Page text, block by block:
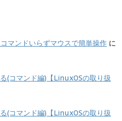
ンドいらずマウスで簡単操作 に
(コマンド編)【LinuxOSの取り扱
(コマンド編)【LinuxOSの取り扱